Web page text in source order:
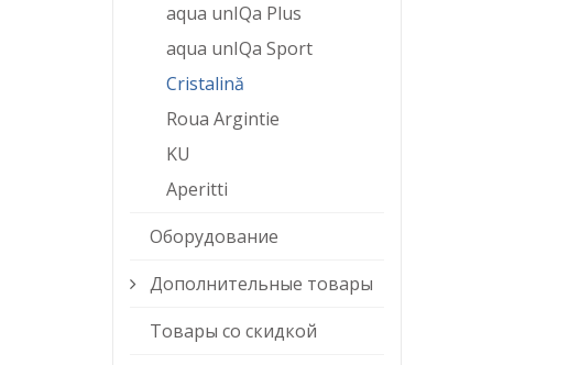
aqua unIQa Plus
aqua unIQa Sport
Cristalină
Roua Argintie
KU
Aperitti
Оборудование
Дополнительные товары
Товары со скидкой